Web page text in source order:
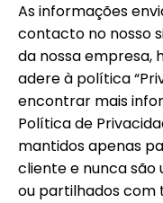
As informações
contacto no nosso
da nossa empresa,
adere à política
encontrar mais
Política de
mantidos apenas
cliente e nunca são
ou partilhados com